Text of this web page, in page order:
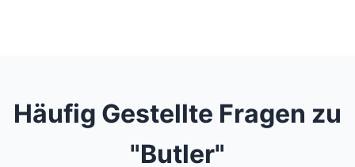
Häufig Gestellte Fragen zu
"Butler"